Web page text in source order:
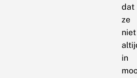
dat
ze
niet
in